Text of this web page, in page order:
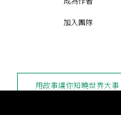
加入團隊
用故事讓你知曉世界大事